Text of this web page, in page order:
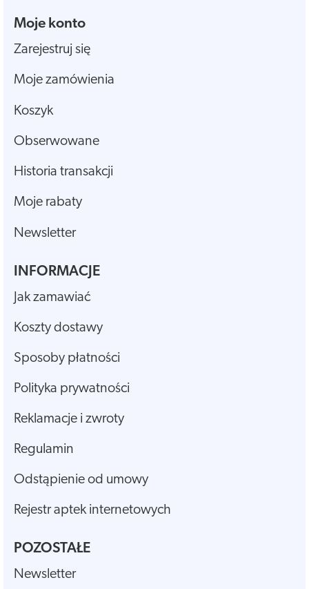
Moje konto
Zarejestruj się
Moje zamówienia
Koszyk
Obserwowane
Historia transakcji
Moje rabaty
Newsletter
INFORMACJE
Jak zamawiać
Koszty dostawy
Sposoby płatności
Polityka prywatności
Reklamacje i zwroty
Regulamin
Odstąpienie od umowy
Rejestr aptek internetowych
POZOSTAŁE
Newsletter